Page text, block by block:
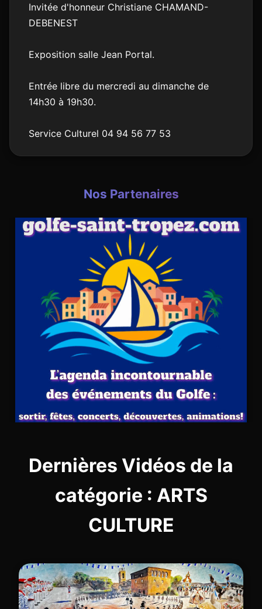
Invitée d'honneur Christiane CHAMAND-
DEBENEST
Exposition salle Jean Portal.
Entrée libre du mercredi au dimanche de
14h30 à 19h30.
Service Culturel 04 94 56 77 53
Nos Partenaires
Dernières Vidéos de la
catégorie : ARTS
CULTURE